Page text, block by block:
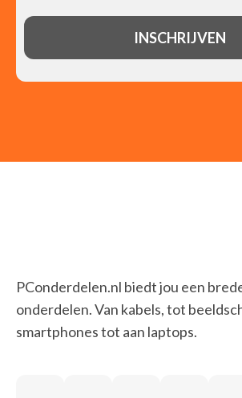
PConderdelen.nl biedt jou een
onderdelen. Van kabels, tot
smartphones tot aan laptops.